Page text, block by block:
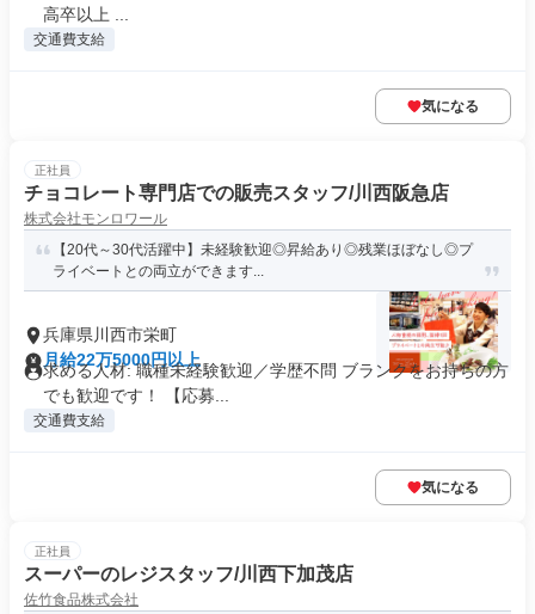
高卒以上 ...
交通費支給
気になる
正社員
チョコレート専門店での販売スタッフ/川西阪急店
株式会社モンロワール
【20代～30代活躍中】未経験歓迎◎昇給あり◎残業ほぼなし◎プ
ライベートとの両立ができます...
兵庫県川西市栄町
月給22万5000円以上
求める人材: 職種未経験歓迎／学歴不問 ブランクをお持ちの方
でも歓迎です！ 【応募...
交通費支給
気になる
正社員
スーパーのレジスタッフ/川西下加茂店
佐竹食品株式会社